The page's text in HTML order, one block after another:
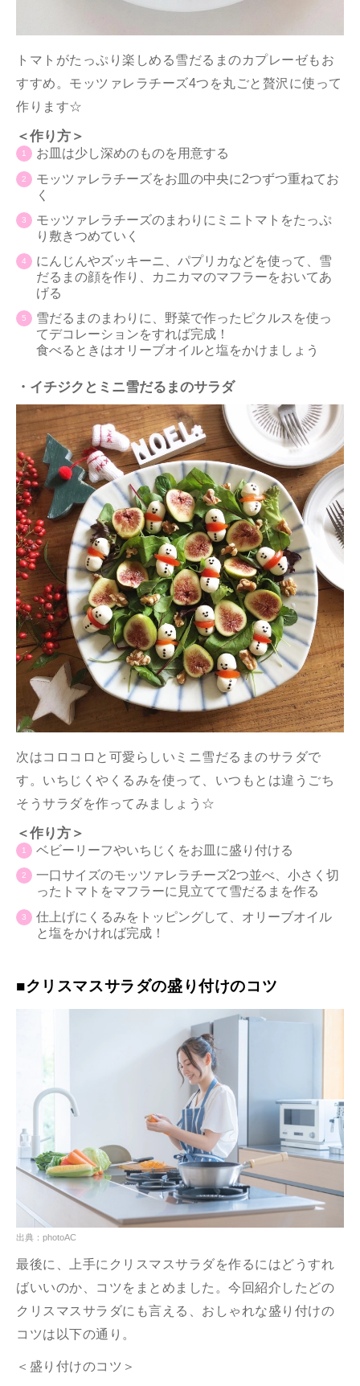
トマトがたっぷり楽しめる雪だるまのカプレーゼもお
すすめ。モッツァレラチーズ4つを丸ごと贅沢に使って
作ります☆
＜作り方＞
お皿は少し深めのものを用意する
モッツァレラチーズをお皿の中央に2つずつ重ねてお
く
モッツァレラチーズのまわりにミニトマトをたっぷ
り敷きつめていく
にんじんやズッキーニ、パプリカなどを使って、雪
だるまの顔を作り、カニカマのマフラーをおいてあ
げる
雪だるまのまわりに、野菜で作ったピクルスを使っ
てデコレーションをすれば完成！
食べるときはオリーブオイルと塩をかけましょう
・イチジクとミニ雪だるまのサラダ
次はコロコロと可愛らしいミニ雪だるまのサラダで
す。いちじくやくるみを使って、いつもとは違うごち
そうサラダを作ってみましょう☆
＜作り方＞
ベビーリーフやいちじくをお皿に盛り付ける
一口サイズのモッツァレラチーズ2つ並べ、小さく切
ったトマトをマフラーに見立てて雪だるまを作る
仕上げにくるみをトッピングして、オリーブオイル
と塩をかければ完成！
■クリスマスサラダの盛り付けのコツ
出典：photoAC
最後に、上手にクリスマスサラダを作るにはどうすれ
ばいいのか、コツをまとめました。今回紹介したどの
クリスマスサラダにも言える、おしゃれな盛り付けの
コツは以下の通り。
＜盛り付けのコツ＞